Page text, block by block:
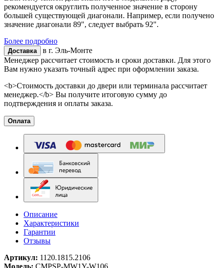
рекомендуется округлить полученное значение в сторону
большей существующей диагонали. Например, если получено
значение диагонали 89", следует выбрать 92".
Более подробно
Доставка в г. Эль-Монте
Менеджер рассчитает стоимость и сроки доставки. Для этого
Вам нужно указать точный адрес при оформлении заказа.
<b>Стоимость доставки до двери или терминала рассчитает
менеджер.</b> Вы получите итоговую сумму до
подтверждения и оплаты заказа.
Оплата
Описание
Характеристики
Гарантии
Отзывы
Артикул: 1120.1815.2106